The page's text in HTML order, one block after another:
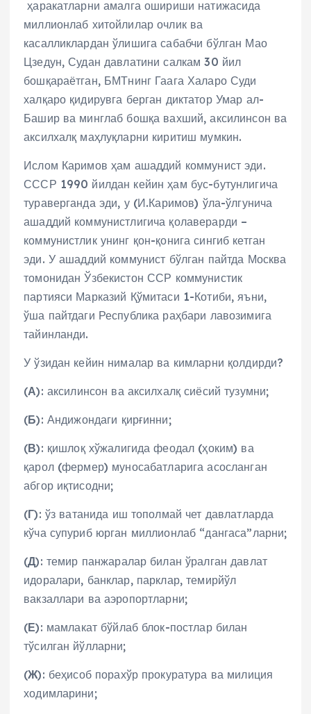
ҳаракатларни амалга ошириши натижасида
миллионлаб хитойлилар очлик ва
касалликлардан ўлишига сабабчи бўлган Мао
Цзедун, Судан давлатини салкам 30 йил
бошқараётган, БМТнинг Гаага Халаро Суди
халқаро қидирувга берган диктатор Умар ал-
Башир ва минглаб бошқа вахший, аксилинсон ва
аксилхалқ маҳлуқларни киритиш мумкин.
Ислом Каримов ҳам ашаддий коммунист эди.
СССР 1990 йилдан кейин ҳам бус-бутунлигича
тураверганда эди, у (И.Каримов) ўла-ўлгунича
ашаддий коммунистлигича қолаверарди –
коммунистлик унинг қон-қонига сингиб кетган
эди. У ашаддий коммунист бўлган пайтда Москва
томонидан Ўзбекистон ССР коммунистик
партияси Марказий Қўмитаси 1-Котиби, яъни,
ўша пайтдаги Республика раҳбари лавозимига
тайинланди.
У ўзидан кейин нималар ва кимларни қолдирди?
(А): аксилинсон ва аксилхалқ сиёсий тузумни;
(Б): Андижондаги қирғинни;
(В): қишлоқ хўжалигида феодал (ҳоким) ва
қарол (фермер) муносабатларига асосланган
абгор иқтисодни;
(Г): ўз ватанида иш тополмай чет давлатларда
кўча супуриб юрган миллионлаб “дангаса”ларни;
(Д): темир панжаралар билан ўралган давлат
идоралари, банклар, парклар, темирйўл
вакзаллари ва аэропортларни;
(Е): мамлакат бўйлаб блок-постлар билан
тўсилган йўлларни;
(Ж): беҳисоб порахўр прокуратура ва милиция
ходимларини;